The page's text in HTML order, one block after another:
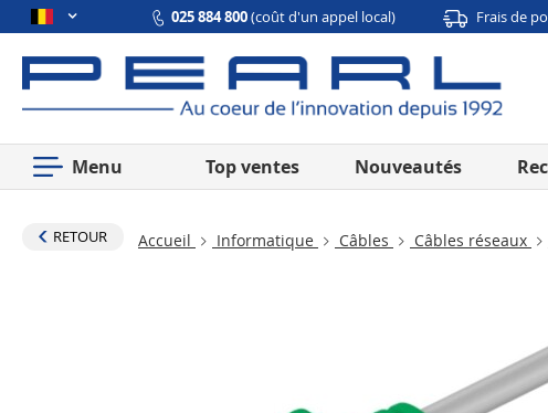
025 884 800(coût d'un appel local) Frais de
Menu Top ventes Nouveautés
RETOUR Accueil Informatique Câbles Câbles réseaux